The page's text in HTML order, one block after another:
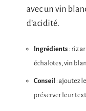
avec un vin
d’acidité.
Ingrédients : riz
échalotes, vin
Conseil : ajoutez
préserver leur